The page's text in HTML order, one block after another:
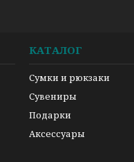
КАТАЛОГ
Сумки и рюкзаки
Сувениры
Подарки
Аксессуары